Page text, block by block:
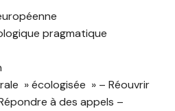
pragmatique
» écologisée » – Réouvrir
à des appels –